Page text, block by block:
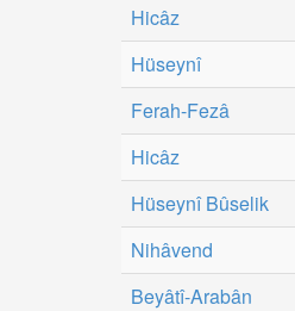
Hicâz
Hüseynî
Ferah-Fezâ
Hicâz
Hüseynî Bûselik
Nihâvend
Beyâtî-Arabân